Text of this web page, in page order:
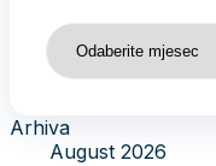
Arhiva
Arhiva
August 2026